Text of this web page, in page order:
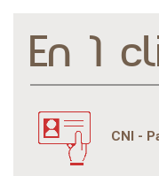
En 1
CNI -